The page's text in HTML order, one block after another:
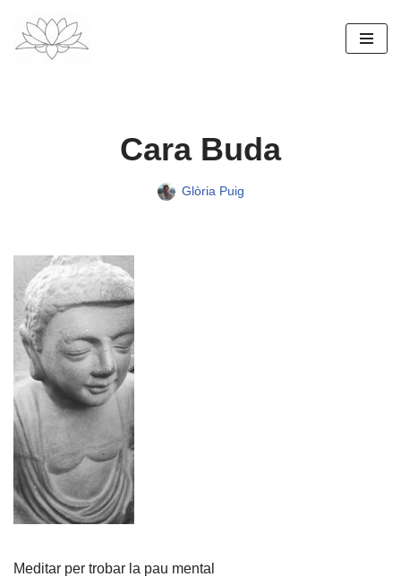
Vés
Cara Buda
Glòria Puig
Meditar per trobar la pau mental